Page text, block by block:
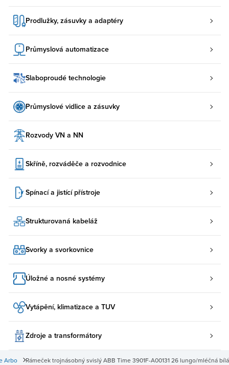
Prodlužky, zásuvky a adaptéry
Průmyslová automatizace
Slaboproudé technologie
Průmyslové vidlice a zásuvky
Rozvody VN a NN
Skříně, rozváděče a rozvodnice
Spínací a jistící přístroje
Strukturovaná kabeláž
Svorky a svorkovnice
Úložné a nosné systémy
Vytápění, klimatizace a TUV
Zdroje a transformátory
Rámeček trojnásobný svislý ABB Time 3901F-A00131 26 lungo/mléčná bílá
Arbo